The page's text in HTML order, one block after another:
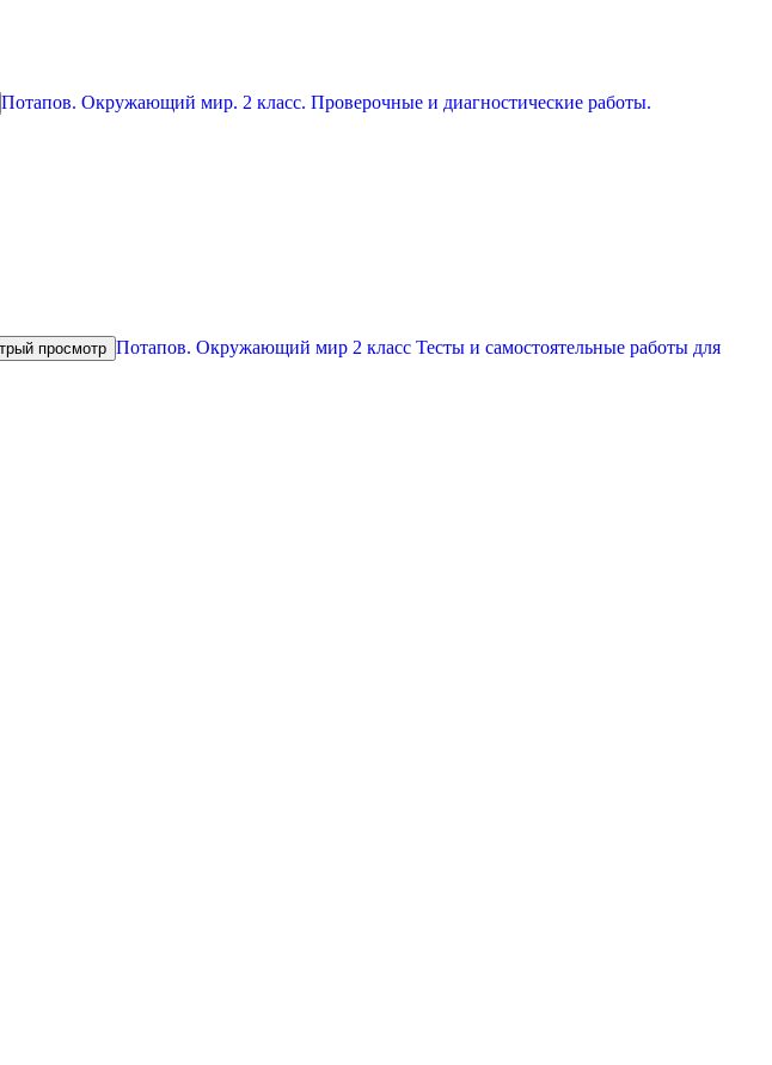
Потапов. Окружающий мир. 2 класс. Проверочные и диагностические работы.
просмотр Потапов. Окружающий мир 2 класс Тесты и самостоятельные работы для